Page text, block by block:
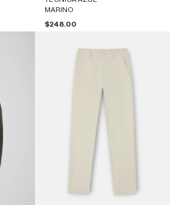
MARINO
Precio de oferta
$248.00